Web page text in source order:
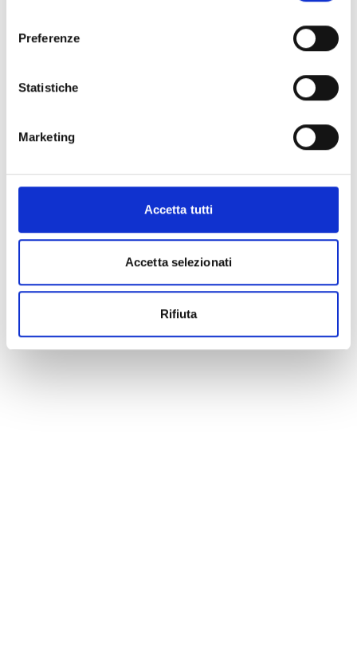
Preferenze
Statistiche
Marketing
Accetta tutti
Accetta selezionati
Rifiuta